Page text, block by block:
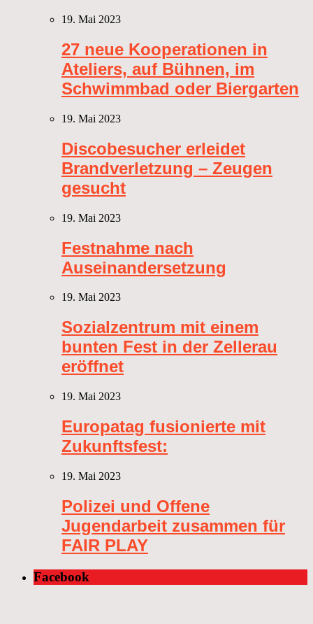
19. Mai 2023
27 neue Kooperationen in
Ateliers, auf Bühnen, im
Schwimmbad oder Biergarten
19. Mai 2023
Discobesucher erleidet
Brandverletzung – Zeugen
gesucht
19. Mai 2023
Festnahme nach
Auseinandersetzung
19. Mai 2023
Sozialzentrum mit einem
bunten Fest in der Zellerau
eröffnet
19. Mai 2023
Europatag fusionierte mit
Zukunftsfest:
19. Mai 2023
Polizei und Offene
Jugendarbeit zusammen für
FAIR PLAY
Facebook